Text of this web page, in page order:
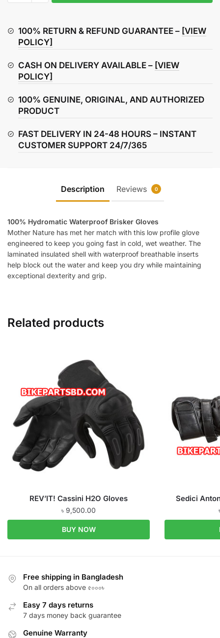
Gloves
quantity
100% RETURN & REFUND GUARANTEE – [VIEW
POLICY]
CASH ON DELIVERY AVAILABLE – [VIEW
POLICY]
100% GENUINE, ORIGINAL, AND AUTHORIZED
PRODUCT
FAST DELIVERY IN 24-48 HOURS – INSTANT
CUSTOMER SUPPORT 24/7/365
Description Reviews 0
100% Hydromatic Waterproof Brisker Gloves
Mother Nature has met her match with this low profile glove
engineered to keep you going fast in cold, wet weather. The
laminated insulated shell with waterproof breathable inserts
help block out the water and keep you dry while maintaining
exceptional dexterity and grip.
Related products
REV’IT! Cassini H2O Gloves
৳ 9,500.00
BUY NOW
Sedici
Free shipping in Bangladesh
On all orders above ৫০০০৳
Easy 7 days returns
7 days money back guarantee
Genuine Warranty